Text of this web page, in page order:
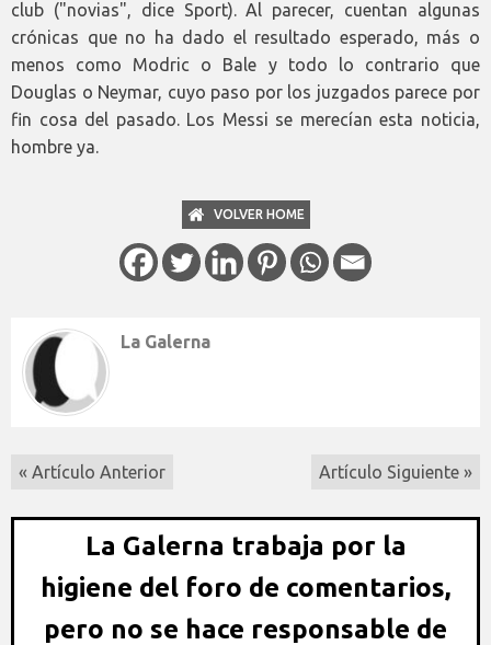
club ("novias", dice Sport). Al parecer, cuentan algunas
crónicas que no ha dado el resultado esperado, más o
menos como Modric o Bale y todo lo contrario que
Douglas o Neymar, cuyo paso por los juzgados parece por
fin cosa del pasado. Los Messi se merecían esta noticia,
hombre ya.
VOLVER HOME
La Galerna
« Artículo Anterior Artículo Siguiente »
La Galerna trabaja por la
higiene del foro de comentarios,
pero no se hace responsable de